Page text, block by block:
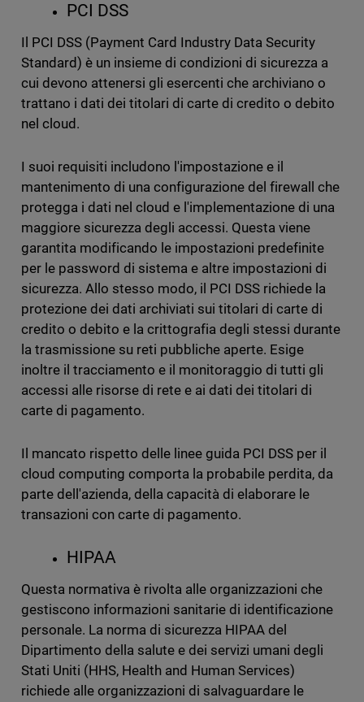
PCI DSS
Il PCI DSS (Payment Card Industry Data Security
Standard) è un insieme di condizioni di sicurezza a
cui devono attenersi gli esercenti che archiviano o
trattano i dati dei titolari di carte di credito o debito
nel cloud.
I suoi requisiti includono l'impostazione e il
mantenimento di una configurazione del firewall che
protegga i dati nel cloud e l'implementazione di una
maggiore sicurezza degli accessi. Questa viene
garantita modificando le impostazioni predefinite
per le password di sistema e altre impostazioni di
sicurezza. Allo stesso modo, il PCI DSS richiede la
protezione dei dati archiviati sui titolari di carte di
credito o debito e la crittografia degli stessi durante
la trasmissione su reti pubbliche aperte. Esige
inoltre il tracciamento e il monitoraggio di tutti gli
accessi alle risorse di rete e ai dati dei titolari di
carte di pagamento.
Il mancato rispetto delle linee guida PCI DSS per il
cloud computing comporta la probabile perdita, da
parte dell'azienda, della capacità di elaborare le
transazioni con carte di pagamento.
HIPAA
Questa normativa è rivolta alle organizzazioni che
gestiscono informazioni sanitarie di identificazione
personale. La norma di sicurezza HIPAA del
Dipartimento della salute e dei servizi umani degli
Stati Uniti (HHS, Health and Human Services)
richiede alle organizzazioni di salvaguardare le